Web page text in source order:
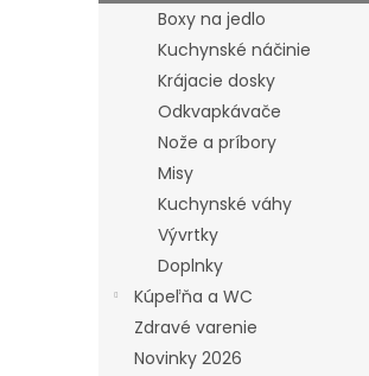
Boxy na jedlo
Kuchynské náčinie
Krájacie dosky
Odkvapkávače
Nože a príbory
Misy
Kuchynské váhy
Vývrtky
Doplnky
Kúpeľňa a WC
Zdravé varenie
Novinky 2026